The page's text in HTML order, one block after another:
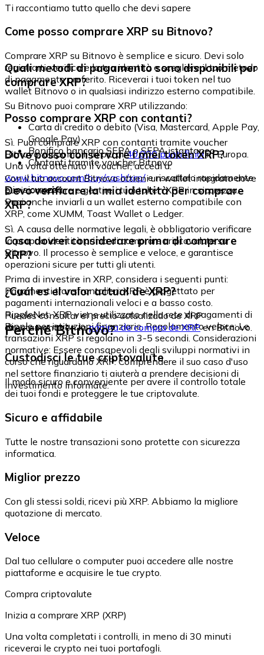
Ti raccontiamo tutto quello che devi sapere
Come posso comprare XRP su Bitnovo?
Comprare XRP su Bitnovo è semplice e sicuro. Devi solo
registrarti, verificare la tua identità e scegliere il tuo metodo
di pagamento preferito. Riceverai i tuoi token nel tuo
wallet Bitnovo o in qualsiasi indirizzo esterno compatibile.
Quali metodi di pagamento sono disponibili per
comprare XRP?
Su Bitnovo puoi comprare XRP utilizzando:
Carta di credito o debito (Visa, Mastercard, Apple Pay,
Google Pay)
Bonifico bancario SEPA o SEPA istantaneo
Contanti tramite voucher Bitnovo
Posso comprare XRP con contanti?
Sì. Puoi comprare XRP con contanti tramite voucher
Bitnovo, disponibili in più di40.000 punti fisiciin Europa.
Una volta ottenuto il voucher, accedi a:
www.bitnovo.com/buy/cash/xrp/e riscattalo rapidamente
e in sicurezza.
Dove posso conservare i miei token XRP?
Con il tuo account Bitnovo ottieni un wallet integrato dove
puoi conservare e gestire i tuoi token XRP in sicurezza.
Puoi anche inviarli a un wallet esterno compatibile con
XRP, come XUMM, Toast Wallet o Ledger.
Devo verificare la mia identità per comprare
XRP?
Sì. A causa delle normative legali, è obbligatorio verificare
la propria identità prima di comprare criptovalute su
Bitnovo. Il processo è semplice e veloce, e garantisce
operazioni sicure per tutti gli utenti.
Cosa dovrei considerare prima di comprare
XRP?
Prima di investire in XRP, considera i seguenti punti:
Pagamenti transfrontalieri: XRP è progettato per
pagamenti internazionali veloci e a basso costo.
RippleNet: XRP viene utilizzato nella rete di pagamenti di
Ripple per istituzioni finanziarie. Regolamento veloce: Le
transazioni XRP si regolano in 3-5 secondi. Considerazioni
normative: Essere consapevoli degli sviluppi normativi in
corso che riguardano XRP. Comprendere il suo caso d'uso
nel settore finanziario ti aiuterà a prendere decisioni di
investimento informate.
¿Cuál es el valor actual de XRP?
Puedes consultar el precio actualizado de XRP
directamente en lapágina de compra de XRPen Bitnovo.
Perché Bitnovo?
Custodisci le tue criptovalute
Il modo sicuro e conveniente per avere il controllo totale
dei tuoi fondi e proteggere le tue criptovalute.
Sicuro e affidabile
Tutte le nostre transazioni sono protette con sicurezza
informatica.
Miglior prezzo
Con gli stessi soldi, ricevi più XRP. Abbiamo la migliore
quotazione di mercato.
Veloce
Dal tuo cellulare o computer puoi accedere alle nostre
piattaforme e acquisire le tue crypto.
Compra criptovalute
Inizia a comprare XRP (XRP)
Una volta completati i controlli, in meno di 30 minuti
riceverai le crypto nei tuoi portafogli.